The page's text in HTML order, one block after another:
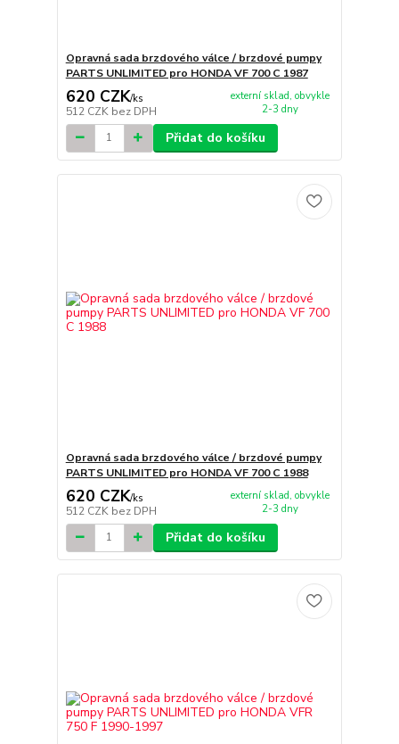
Opravná sada brzdového válce / brzdové pumpy
PARTS UNLIMITED pro HONDA VF 700 C 1987
620 CZK/ks
512 CZK bez DPH
externí sklad, obvykle
2-3 dny
Přidat do košíku
Opravná sada brzdového válce / brzdové pumpy
PARTS UNLIMITED pro HONDA VF 700 C 1988
620 CZK/ks
512 CZK bez DPH
externí sklad, obvykle
2-3 dny
Přidat do košíku